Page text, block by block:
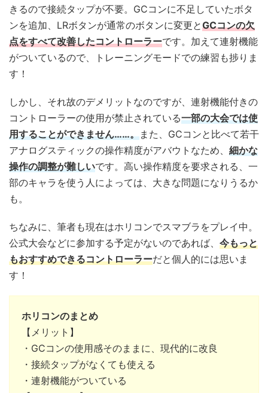
きるので接続タップが不要。GCコンに不足していたボタ
ンを追加、LRボタンが通常のボタンに変更とGCコンの欠
点をすべて改善したコントローラーです。加えて連射機能
がついているので、トレーニングモードでの練習も捗りま
す！
しかし、それ故のデメリットなのですが、連射機能付きの
コントローラーの使用が禁止されている一部の大会では使
用することができません……。また、GCコンと比べて若干
アナログスティックの操作精度がアバウトなため、 細かな
操作の調整が難しいです。高い操作精度を要求される、一
部のキャラを使う人によっては、大きな問題になりうるか
も。
ちなみに、筆者も現在はホリコンでスマブラをプレイ中。
公式大会などに参加する予定がないのであれば、 今もっと
もおすすめできるコントローラーだと個人的には思いま
す！
ホリコンのまとめ
【メリット】
・GCコンの使用感そのままに、現代的に改良
・接続タップがなくても使える
・連射機能がついている